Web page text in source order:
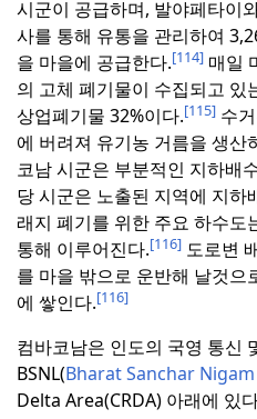
시군이 공급하며, 발야페타이
사를 통해 유통을 관리하여
을 마을에 공급한다.[114] 매일
의 고체 폐기물이 수집되고 있
상업폐기물 32%이다.[115] 수
에 버려져 유기농 거름을 생산
코남 시군은 부분적인 지하배
당 시군은 노출된 지역에 지하
래지 폐기를 위한 주요 하수도
통해 이루어진다.[116] 도로변
를 마을 밖으로 운반해 날것으
에 쌓인다.[116]
컴바코남은 인도의 국영 통신
BSNL(Bharat Sanchar
Delta Area(CRDA) 아래에 있